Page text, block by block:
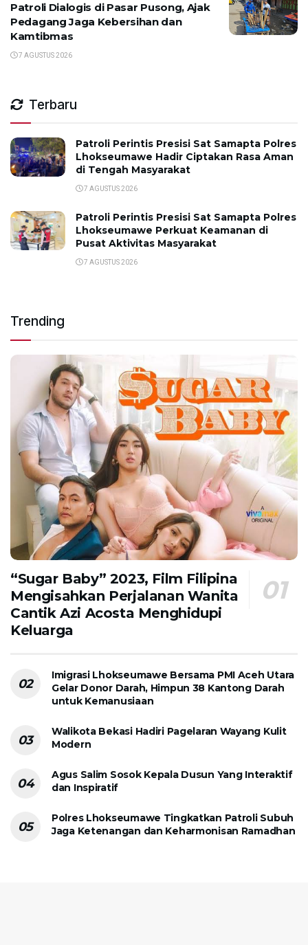
Patroli Dialogis di Pasar Pusong, Ajak
Pedagang Jaga Kebersihan dan
Kamtibmas
7 AGUSTUS 2026
Terbaru
Patroli Perintis Presisi Sat Samapta Polres
Lhokseumawe Hadir Ciptakan Rasa Aman
di Tengah Masyarakat
7 AGUSTUS 2026
Patroli Perintis Presisi Sat Samapta Polres
Lhokseumawe Perkuat Keamanan di
Pusat Aktivitas Masyarakat
7 AGUSTUS 2026
Trending
“Sugar Baby” 2023, Film Filipina
Mengisahkan Perjalanan Wanita
Cantik Azi Acosta Menghidupi
Keluarga
Imigrasi Lhokseumawe Bersama PMI Aceh Utara
Gelar Donor Darah, Himpun 38 Kantong Darah
untuk Kemanusiaan
Walikota Bekasi Hadiri Pagelaran Wayang Kulit
Modern
Agus Salim Sosok Kepala Dusun Yang Interaktif
dan Inspiratif
Polres Lhokseumawe Tingkatkan Patroli Subuh
Jaga Ketenangan dan Keharmonisan Ramadhan